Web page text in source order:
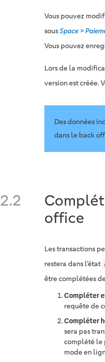
Vous pouvez
sousSpace >
Vous pouvez
Lors de la
version est créée.
Des données
dans le back
2.2
office
Les transactions
restera dans l’état
être complétées
Compléter
requête de
Compléter
sera pas
complété le
mode en